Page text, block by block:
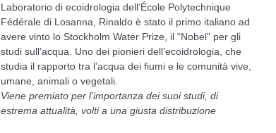
Laboratorio di ecoidrologia dell’École Polytechnique
Fédérale di Losanna, Rinaldo è stato il primo italiano ad
avere vinto lo Stockholm Water Prize, il “Nobel” per gli
studi sull’acqua. Uno dei pionieri dell’ecoidrologia, che
studia il rapporto tra l’acqua dei fiumi e le comunità vive,
umane, animali o vegetali.
Viene premiato per l’importanza dei suoi studi, di
estrema attualità, volti a una giusta distribuzione